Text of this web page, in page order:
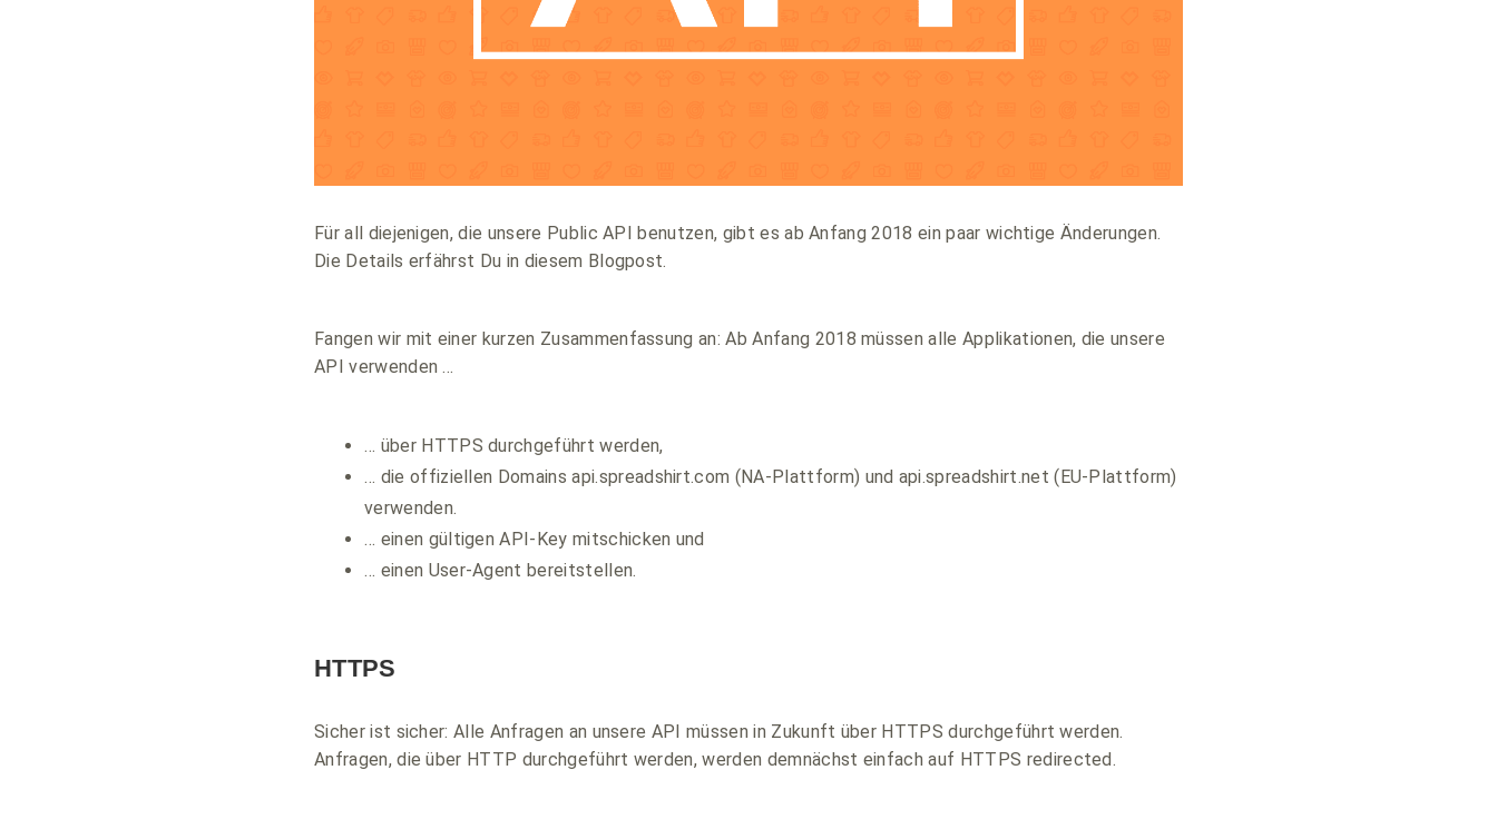
Für all diejenigen, die unsere Public API benutzen, gibt es ab Anfang 2018 ein paar wichtige Änderungen.
Die Details erfährst Du in diesem Blogpost.
Fangen wir mit einer kurzen Zusammenfassung an: Ab Anfang 2018 müssen alle Applikationen, die unsere
API verwenden …
… über HTTPS durchgeführt werden,
… die offiziellen Domains api.spreadshirt.com (NA-Plattform) und api.spreadshirt.net (EU-Plattform)
verwenden.
… einen gültigen API-Key mitschicken und
… einen User-Agent bereitstellen.
HTTPS
Sicher ist sicher: Alle Anfragen an unsere API müssen in Zukunft über HTTPS durchgeführt werden.
Anfragen, die über HTTP durchgeführt werden, werden demnächst einfach auf HTTPS redirected.